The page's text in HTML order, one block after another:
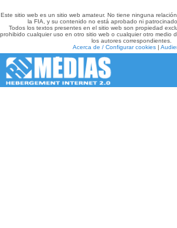
Este sitio web es un sitio web amateur. No tiene ninguna
la FIA, y su contenido no está aprobado ni
Todos los textos presentes en el sitio web son propiedad
prohibido cualquier uso en otro sitio web o cualquier otro medio
los autores correspondientes.
Acerca de / Configurar cookies|